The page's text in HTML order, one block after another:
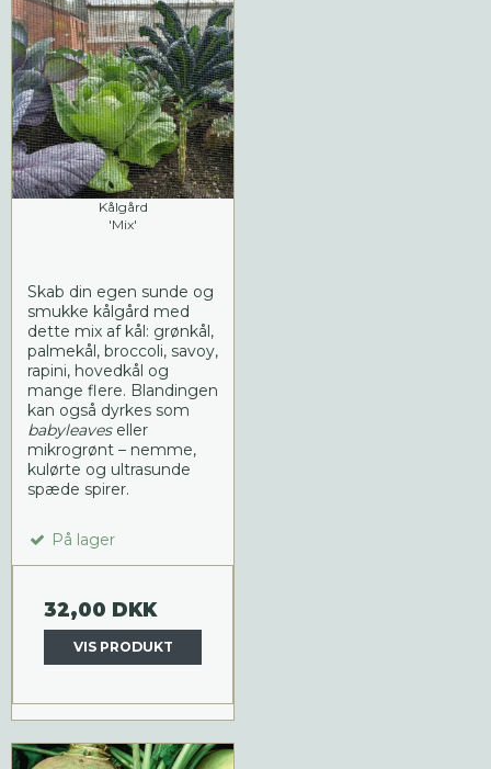
Kålgård
'Mix'
Skab din egen sunde og
smukke kålgård med
dette mix af kål: grønkål,
palmekål, broccoli, savoy,
rapini, hovedkål og
mange flere. Blandingen
kan også dyrkes som
babyleaves eller
mikrogrønt – nemme,
kulørte og ultrasunde
spæde spirer.
På lager
32,00 DKK
VIS PRODUKT